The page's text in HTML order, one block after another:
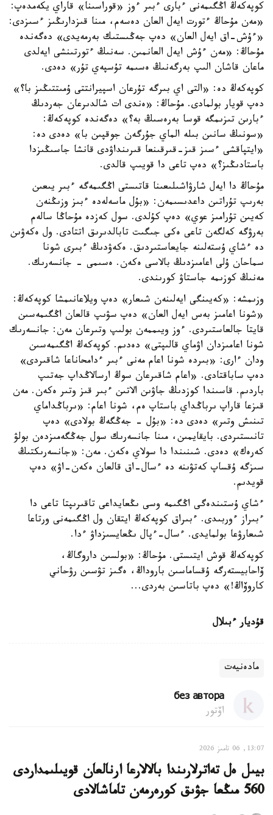
كوپەكەڭ اڭگىمەنى ءبارى ءبىر ءوز «قوراسىنا» قاراي يكەمدەپ:
«مەن مۇحاڭ ءتورت ايەل العان دەسەم، مىنا قىزدارىڭىز ءسىزدى:
«ءۇش-اق ايەل العان» دەپ جەڭىستىك بەرمەيدى» دەگەندە
مۇحاڭ: «مەن ءۇش ايەل العانمىن. سەنىڭ ءتورتىنشى ايەلدى
ماعان قاشان الىپ بەرگەنىڭ ەسىمە تۇسپەي تۇر» دەدى.
كوپەكەڭ دە: «التى اي بىرگە تۇرعان اسپيرانتتى ۇمىتتىڭىز با؟»
دەپ قويار بولمادى. مۇحاڭ: «ەندى ات شالدىرعان جەردىڭ
ءبارىن تىزىمگە قوسا بەرەسىڭ بە؟» دەگەندە كوپەكەڭ:
«سونىڭ سانىن بىلە الماي جۇرگەن جوقپىن با» دەدى دە:
«ايتپاقشى ءسىز قىز-قىرقىنعا قىرىنداۋدى قانشا جاسىڭىزدا
باستادىڭىز؟» دەپ تاعى دا قويىپ قالدى.
مۇحاڭ دا ايەل شارۋاشىلىعىنا قاتىستى اڭگىمەگە ءبىر يىعىن
بەرىپ تۇراتىن داعدىسىمەن: «بۇل ماسەلەدە ءبىز وزىڭنەن
كەيىن تۇرامىز عوي» دەپ كۇلدى. سول كەزدە مۇحاڭا سالەم
بەرۋگە كەلگەن تاعى ەكى جىگىت تابالدىرىق اتتادى. ول ەكەۋىن
دە ءشاي ۇستەلىنە جايعاستىردىق. ەكەۋدىڭ ءبىرى شونا
سماحان ۇلى اعامىزدىڭ بالاسى ەكەن. ەسىمى - جانسەرىك.
مەنىڭ كوزىمە جاستاۋ كورىندى.
وزىمشە: «كەيىنگى ايەلىنەن شىعار» دەپ ويلاعانىمشا كوپەكەڭ:
«شونا اعامىز بەس ايەل العان» دەپ سۋىپ قالعان اڭگىمەسىن
قايتا جالعاستىردى. ءوز ويىممەن بولىپ وتىرعان مەن: جانسەرىك
شونا اعامىزدان اۋماي قالىپتى» دەدىم. كوپەكەڭ اڭگىمەسىن
ودان ءارى: «بىردە شونا اعام مەنى ءبىر ءدامحاناعا شاقىردى»
دەپ ساباقتادى. «اعام شاقىرعان سوڭ ارسالاڭداپ جەتىپ
باردىم. قاسىندا كوزدىڭ جاۋىن الاتىن ءبىر قىز وتىر ەكەن. مەن
قىزعا قاراپ ىرباڭداي باستاپ ەم، شونا اعام: «ىرباڭداماي
تىنىش وتىر» دەدى دە: «بۇل - جەڭگەڭ بولادى» دەپ
تانىستىردى. بايقايمىن، مىنا جانسەرىك سول جەڭگەمىزدەن بولۋ
كەرەك» دەدى. شىنىندا دا سولاي ەكەن. مەن: «جانسەرىكتىڭ
سىزگە ۇقساپ كەتۋىنە دە ءسال-اق قالعان ەكەن-اۋ» دەپ
قويدىم.
ءشاي ۇستىندەگى اڭگىمە وسى ىڭعايداعى تاقىرىپتا تاعى دا
ءبىراز ءوربىدى. ءبىراق كوپەكەڭ ايتقان ول اڭگىمەنى ورتاعا
شىعارۋعا بولمايدى. ءسال-ءپال ىڭعايسىزداۋ ءدا.
كوپەكەڭ قوش ايتىستى. مۇحاڭ: «بولسىن داروگاڭ،
ۆاحابيستەرگە ۇقساماسىن باروداڭ، ەگىز تۋسىن رۋحاني
كاروۆاڭ!» دەپ باتاسىن بەردى...
قۇديار ءبىلال
مادەنيەت
без автора
اۆتور
13:07, 06 تامىز 2026
بيىل ەل تەاترلارىندا بالالارعا ارنالعان قويىلىمداردى
560 مىڭعا جۋىق كورەرمەن تاماشالادى